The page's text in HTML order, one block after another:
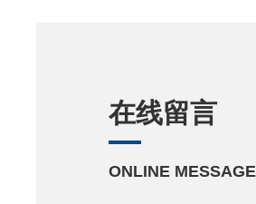
在线留言
ONLINE MESSAGE